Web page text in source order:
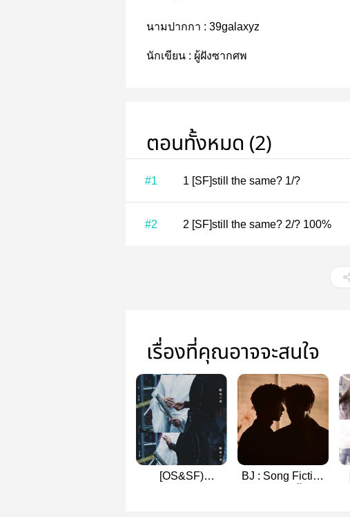
นามปากกา : 39galaxyz
นักเขียน : ผู้ฝังซากศพ
ตอนทั้งหมด (2)
#1 1 [SF]still the same? 1/?
#2 2 [SF]still the same? 2/? 100%
เรื่องที่คุณอาจจะสนใจ
[OS&SF)
BJ : Song Fiction